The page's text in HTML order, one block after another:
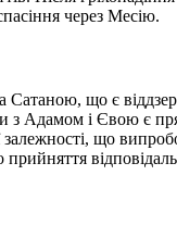
через Месію.
Сатаною, що є
Адамом і Євою є
що